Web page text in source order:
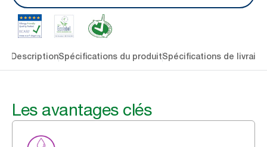
DescriptionSpécifications du produitSpécifications de
Les avantages clés